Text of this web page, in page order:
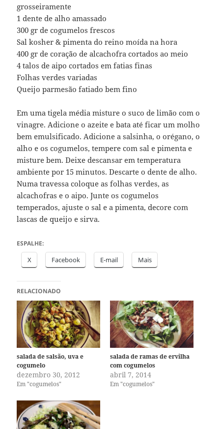
grosseiramente
1 dente de alho amassado
300 gr de cogumelos frescos
Sal kosher & pimenta do reino moída na hora
400 gr de coração de alcachofra cortados ao meio
4 talos de aipo cortados em fatias finas
Folhas verdes variadas
Queijo parmesão fatiado bem fino
Em uma tigela média misture o suco de limão com o
vinagre. Adicione o azeite e bata até ficar um molho
bem emulsificado. Adicione a salsinha, o orégano, o
alho e os cogumelos, tempere com sal e pimenta e
misture bem. Deixe descansar em temperatura
ambiente por 15 minutos. Descarte o dente de alho.
Numa travessa coloque as folhas verdes, as
alcachofras e o aipo. Junte os cogumelos
temperados, ajuste o sal e a pimenta, decore com
lascas de queijo e sirva.
ESPALHE:
X Facebook E-mail Mais
RELACIONADO
salada de salsão, uva e
cogumelo
dezembro 30, 2012
Em "cogumelos"
salada de ramas de ervilha
com cogumelos
abril 7, 2014
Em "cogumelos"